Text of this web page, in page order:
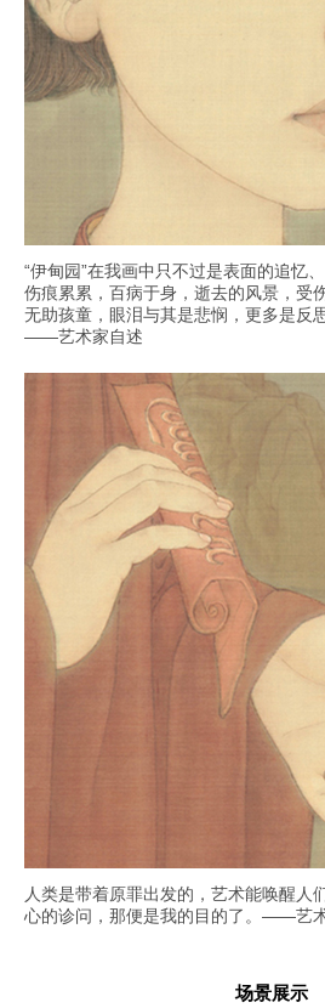
“伊甸园”在我画中只不过是表面的追忆
伤痕累累，百病于身，逝去的风景，受
无助孩童，眼泪与其是悲悯，更多是反
——艺术家自述
人类是带着原罪出发的，艺术能唤醒人
心的诊问，那便是我的目的了。——艺
场景展示